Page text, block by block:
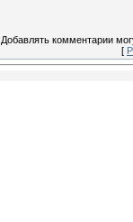
Добавлять комментарии
[